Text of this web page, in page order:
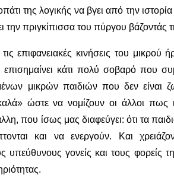
της λογικής να βγει από την
την πριγκίπισσα του πύργου βάζοντάς
επιφανειακές κινήσεις του μικρού
κάτι πολύ σοβαρό που
μικρών παιδιών που δεν είναι
ώστε να νομίζουν οι άλλοι
που ίσως μας διαφεύγει: ότι τα
και να ενεργούν. Και
υπεύθυνους γονείς και τους φορείς